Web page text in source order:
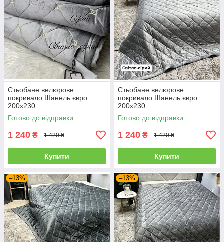
Стьобане велюрове
покривало Шанель євро
200х230
Готово до відправки
1 240 ₴ 1 420 ₴
Купити
Стьобане велюрове
покривало Шанель євро
200х230
Готово до відправки
1 240 ₴ 1 420 ₴
Купити
–13% –13%